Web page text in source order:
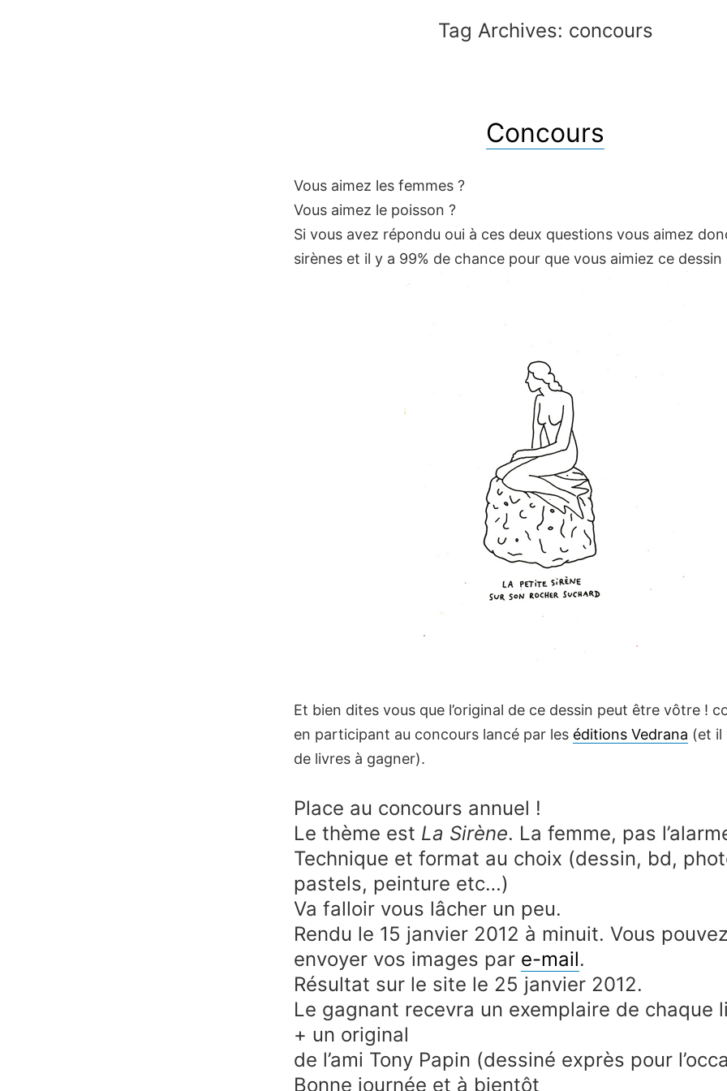
Tag Archives: concours
Concours
Vous aimez les femmes ?
Vous aimez le poisson ?
Si vous avez répondu oui à ces deux questions vous aimez
sirènes et il y a 99% de chance pour que vous aimiez ce dessin
Et bien dites vous que l’original de ce dessin peut être vôtre !
en participant au concours lancé par les éditions Vedrana (et il
de livres à gagner).
Place au concours annuel !
Le thème est La Sirène. La femme, pas
Technique et format au choix (dessin, bd,
pastels, peinture etc…)
Va falloir vous lâcher un peu.
Rendu le 15 janvier 2012 à minuit. Vous pouvez
envoyer vos images par e-mail.
Résultat sur le site le 25 janvier 2012.
Le gagnant recevra un exemplaire de chaque
+ un original
de l’ami Tony Papin (dessiné exprès pour
Bonne journée et à bientôt